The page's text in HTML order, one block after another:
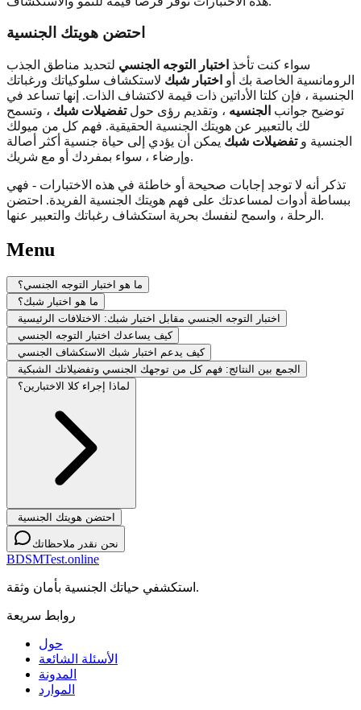
احتضن هويتك الجنسية
سواء كنت تأخذ اختبار التوجه الجنسي لتحديد مناطق الجذب
الرومانسية الخاصة بك أو اختبار شبك لاستكشاف سلوكياتك ورغباتك
الجنسية ، فإن كلتا الأداتين ذات قيمة لاكتشاف الذات. إنها تساعد في
توضيح جوانب الجنسيه ، وتقديم رؤى حولتفضيلات شبك ، وتسمح
لك بالتعبير عن هويتك الجنسية الحقيقية. فهم كل من ميولك
الجنسية وتفضيلات شبك يمكن أن يؤدي إلى حياة جنسية أكثر أصالة
وإرضاء ، سواء بمفردك أو مع شريك.
تذكر أنه لا توجد إجابات صحيحة أو خاطئة في هذه الاختبارات - فهي
ببساطة أدوات لمساعدتك على فهم هويتك الجنسية الفريدة. احتضن
الرحلة ، واسمح لنفسك بحرية استكشاف رغباتك والتعبير عنها.
Menu
ما هو اختبار التوجه الجنسي؟
ما هو اختبار شبك؟
اختبار التوجه الجنسي مقابل اختبار شبك: الاختلافات الرئيسية
كيف يساعدك اختبار التوجه الجنسي
كيف يدعم اختبار شبك الاستكشاف الجنسي
الجمع بين النتائج: فهم كل من توجهك الجنسي وتفضيلاتك الشبكية
لماذا إجراء كلا الاختبارين؟
احتضن هويتك الجنسية
نحن نقدر ملاحظاتك
BDSMTest.online
استكشفي حياتك الجنسية بأمان وثقة.
روابط سريعة
حول
الأسئلة الشائعة
المدونة
الموارد